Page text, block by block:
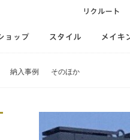
納入事例 そのほか